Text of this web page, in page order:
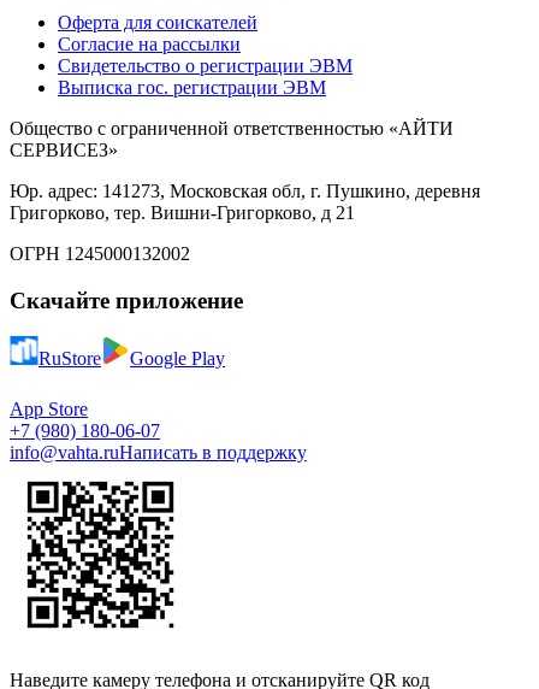
Оферта для соискателей
Согласие на рассылки
Свидетельство о регистрации ЭВМ
Выписка гос. регистрации ЭВМ
Общество с ограниченной ответственностью «АЙТИ
СЕРВИСЕЗ»
Юр. адрес: 141273, Московская обл, г. Пушкино, деревня
Григорково, тер. Вишни-Григорково, д 21
ОГРН 1245000132002
Скачайте приложение
RuStore Google Play
App Store
+7 (980) 180-06-07
info@vahta.ruНаписать в поддержку
Наведите камеру телефона и отсканируйте QR код